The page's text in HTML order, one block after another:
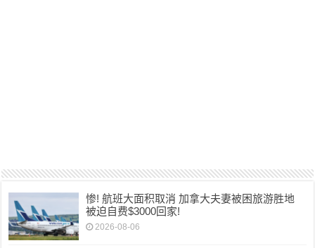
惨! 航班大面积取消 加拿大夫妻被困旅游胜地
被迫自费$3000回家!
2026-08-06